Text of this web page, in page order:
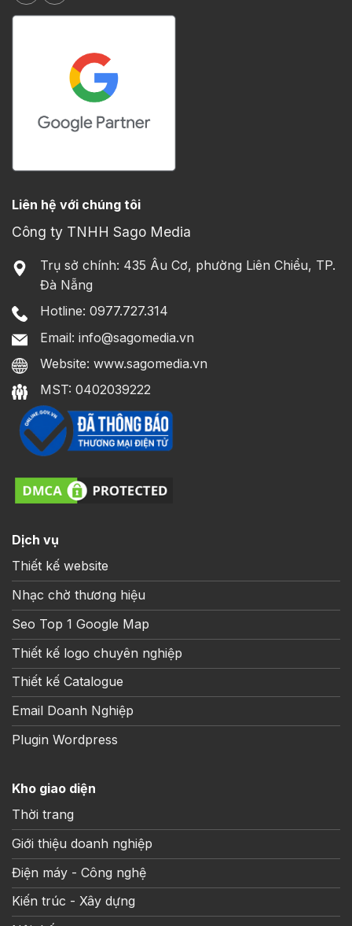
Liên hệ với chúng tôi
Công ty TNHH Sago Media
Trụ sở chính: 435 Âu Cơ, phường Liên Chiểu, TP.
Đà Nẵng
Hotline: 0977.727.314
Email: info@sagomedia.vn
Website: www.sagomedia.vn
MST: 0402039222
Dịch vụ
Thiết kế website
Nhạc chờ thương hiệu
Seo Top 1 Google Map
Thiết kế logo chuyên nghiệp
Thiết kế Catalogue
Email Doanh Nghiệp
Plugin Wordpress
Kho giao diện
Thời trang
Giới thiệu doanh nghiệp
Điện máy - Công nghệ
Kiến trúc - Xây dựng